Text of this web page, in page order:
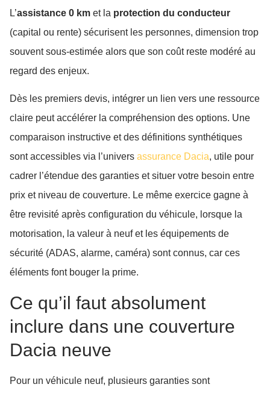
L’assistance 0 km et la protection du conducteur
(capital ou rente) sécurisent les personnes, dimension trop
souvent sous-estimée alors que son coût reste modéré au
regard des enjeux.
Dès les premiers devis, intégrer un lien vers une ressource
claire peut accélérer la compréhension des options. Une
comparaison instructive et des définitions synthétiques
sont accessibles via l’univers assurance Dacia, utile pour
cadrer l’étendue des garanties et situer votre besoin entre
prix et niveau de couverture. Le même exercice gagne à
être revisité après configuration du véhicule, lorsque la
motorisation, la valeur à neuf et les équipements de
sécurité (ADAS, alarme, caméra) sont connus, car ces
éléments font bouger la prime.
Ce qu’il faut absolument
inclure dans une couverture
Dacia neuve
Pour un véhicule neuf, plusieurs garanties sont